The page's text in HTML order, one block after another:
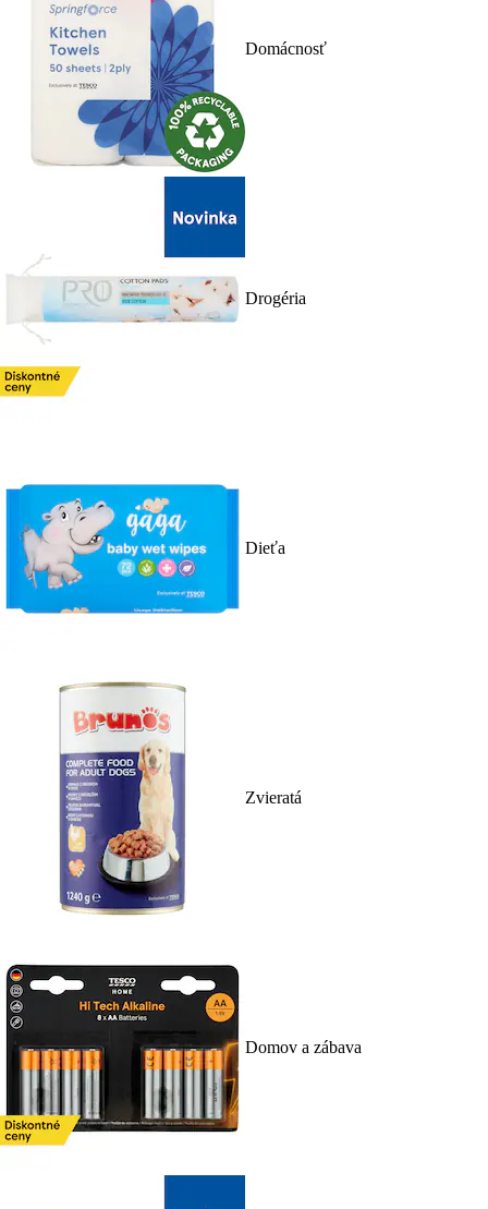
Domácnosť
Drogéria
Dieťa
Zvieratá
Domov a zábava